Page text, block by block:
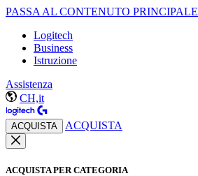
PASSA AL CONTENUTO PRINCIPALE
Logitech
Business
Istruzione
Assistenza
CH,it
ACQUISTA ACQUISTA
ACQUISTA PER CATEGORIA